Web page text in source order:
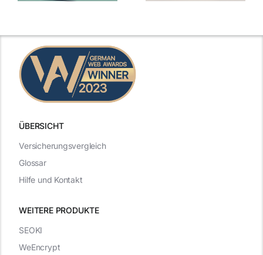
ÜBERSICHT
WEITERE PRODUKTE
Versicherungsvergleich
Glossar
Hilfe und Kontakt
SEOKI
WeEncrypt